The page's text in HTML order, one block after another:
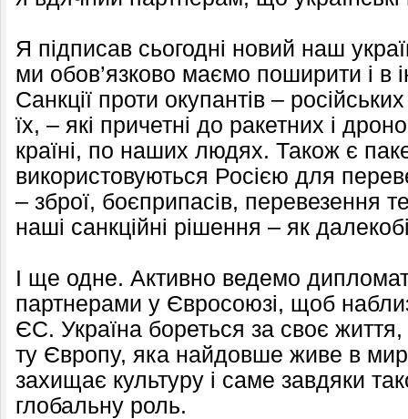
Я підписав сьогодні новий наш
ми обов’язково маємо поширити і в
Санкції проти окупантів –
їх, – які причетні до ракетних і
країні, по наших людях. Також є
використовуються Росією для
– зброї, боєприпасів, перевезення
наші санкційні рішення – як
І ще одне. Активно ведемо
партнерами у Євросоюзі, щоб
ЄС. Україна бореться за своє життя,
ту Європу, яка найдовше живе в
захищає культуру і саме завдяки
глобальну роль.